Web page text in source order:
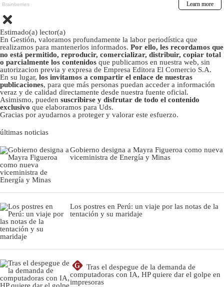
Estimado(a) lector(a)
En Gestión, valoramos profundamente la labor periodística que
realizamos para mantenerlos informados. Por ello, les recordamos que
no está permitido, reproducir, comercializar, distribuir, copiar total
o parcialmente los contenidos que publicamos en nuestra web, sin
autorizacion previa y expresa de Empresa Editora El Comercio S.A.
En su lugar, los invitamos a compartir el enlace de nuestras
publicaciones, para que más personas puedan acceder a información
veraz y de calidad directamente desde nuestra fuente oficial.
Asimismo, pueden suscribirse y disfrutar de todo el contenido
exclusivo que elaboramos para Uds.
Gracias por ayudarnos a proteger y valorar este esfuerzo.
últimas noticias
Gobierno designa a Mayra Figueroa como nueva
viceministra de Energía y Minas
Los postres en Perú: un viaje por las notas de la
tentación y su maridaje
G
Tras el despegue de la demanda de
computadoras con IA, HP quiere dar el golpe en
impresoras